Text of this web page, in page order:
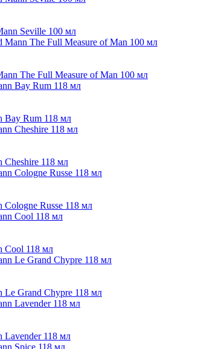
Seville 100 мл
The Full Measure of Man 100 мл
Bay Rum 118 мл
Cheshire 118 мл
Russe 118 мл
Cool 118 мл
Le Grand Chypre 118 мл
Lavender 118 мл